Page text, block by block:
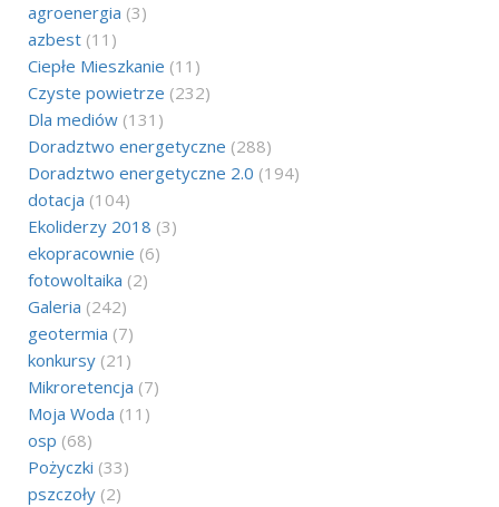
agroenergia (3)
azbest (11)
Ciepłe Mieszkanie (11)
Czyste powietrze (232)
Dla mediów (131)
Doradztwo energetyczne (288)
Doradztwo energetyczne 2.0 (194)
dotacja (104)
Ekoliderzy 2018 (3)
ekopracownie (6)
fotowoltaika (2)
Galeria (242)
geotermia (7)
konkursy (21)
Mikroretencja (7)
Moja Woda (11)
osp (68)
Pożyczki (33)
pszczoły (2)